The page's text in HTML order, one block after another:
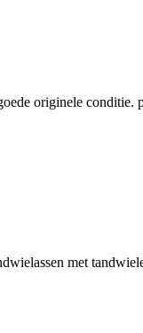
originele conditie.
met